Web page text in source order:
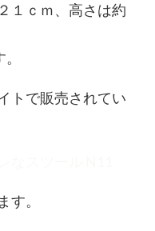
１ｃｍ、高さは約
トで販売されてい
。